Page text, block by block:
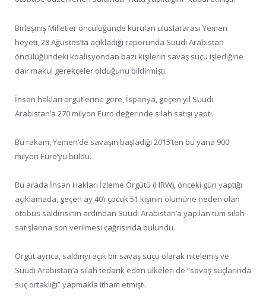
Birleşmiş Milletler öncülüğünde kurulan uluslararası Yemen
heyeti, 28 Ağustos’ta açıkladığı raporunda Suudi Arabistan
öncülüğündeki koalisyondan bazı kişilerin savaş suçu işlediğine
dair makul gerekçeler olduğunu bildirmişti.
İnsan hakları örgütlerine göre, İspanya, geçen yıl Suudi
Arabistan’a 270 milyon Euro değerinde silah satışı yaptı.
Bu rakam, Yemen’de savaşın başladığı 2015’ten bu yana 900
milyon Euro’yu buldu.
Bu arada İnsan Hakları İzleme Örgütü (HRW), önceki gün yaptığı
açıklamada, geçen ay 40’ı çocuk 51 kişinin ölümüne neden olan
otobüs saldırısının ardından Suudi Arabistan’a yapılan tüm silah
satışlarına son verilmesi çağrısında bulundu.
Örgüt ayrıca, saldırıyı açık bir savaş suçu olarak nitelemiş ve
Suudi Arabistan’a silah tedarik eden ülkeleri de “savaş suçlarında
suç ortaklığı” yapmakla itham etmişti.